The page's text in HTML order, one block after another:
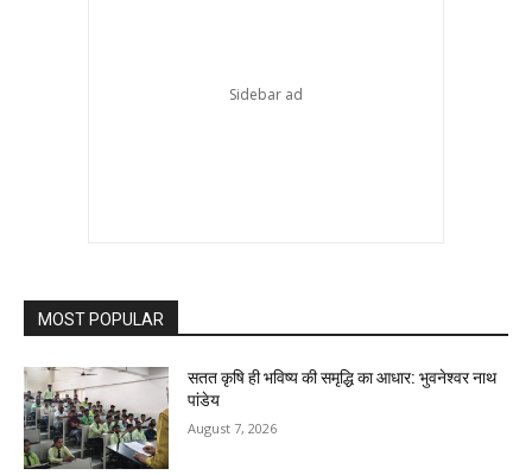
MOST POPULAR
सतत कृषि ही भविष्य की समृद्धि का आधार: भुवनेश्वर नाथ
पांडेय
August 7, 2026